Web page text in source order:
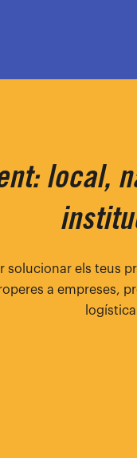
local,
els teus
a empreses,